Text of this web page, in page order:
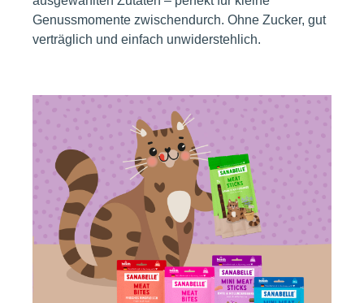
Genussmomente zwischendurch. Ohne Zucker, gut
verträglich und einfach unwiderstehlich.